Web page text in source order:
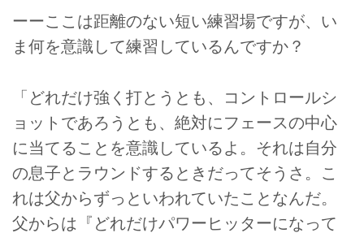
ーーここは距離のない短い練習場ですが、い
ま何を意識して練習しているんですか？
「どれだけ強く打とうとも、コントロールシ
ョットであろうとも、絶対にフェースの中心
に当てることを意識しているよ。それは自分
の息子とラウンドするときだってそうさ。こ
れは父からずっといわれていたことなんだ。
父からは『どれだけパワーヒッターになって